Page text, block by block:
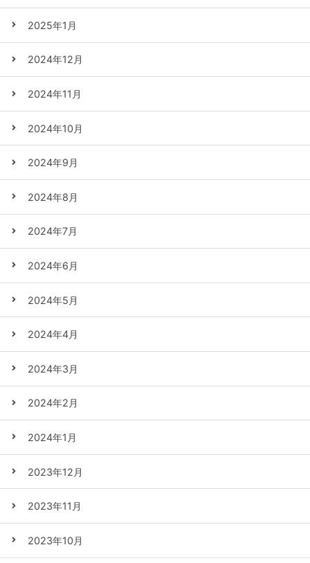
2025年1月
2024年12月
2024年11月
2024年10月
2024年9月
2024年8月
2024年7月
2024年6月
2024年5月
2024年4月
2024年3月
2024年2月
2024年1月
2023年12月
2023年11月
2023年10月